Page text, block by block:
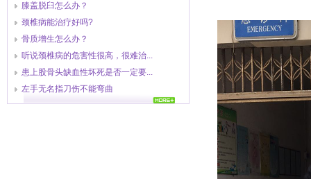
2017年惠阳正骨医院高级职称申报人员公示
中国平安财产保险公司惠州中心支公司与惠阳正
骨医院正式签订协议
2016年5月4日、10日我院总护士长参加区卫计系
统护士演讲比赛初、决赛，获得比赛二等奖
2016年5月11日下午我院举行庆祝“5•12”国际护
膝盖脱臼怎么办？
颈椎病能治疗好吗?
骨质增生怎么办？
听说颈椎病的危害性很高，很难治...
患上股骨头缺血性坏死是否一定要...
左手无名指刀伤不能弯曲